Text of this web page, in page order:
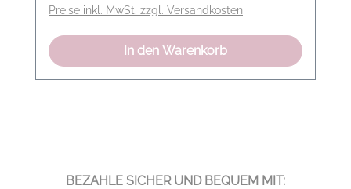
Preise inkl. MwSt. zzgl. Versandkosten
In den Warenkorb
BEZAHLE SICHER UND BEQUEM MIT: